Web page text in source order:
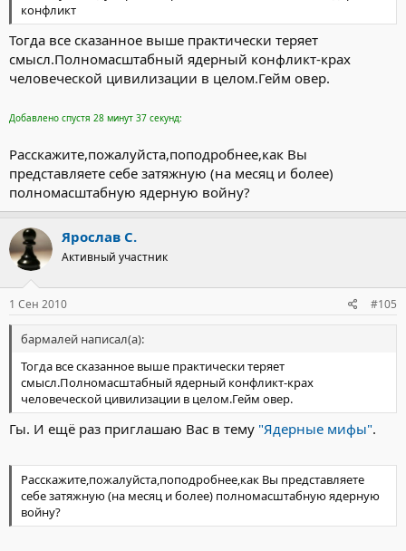
конфликт
Тогда все сказанное выше практически теряет
смысл.Полномасштабный ядерный конфликт-крах
человеческой цивилизации в целом.Гейм овер.
Добавлено спустя 28 минут 37 секунд:
Расскажите,пожалуйста,поподробнее,как Вы
представляете себе затяжную (на месяц и более)
полномасштабную ядерную войну?
Ярослав С.
Активный участник
1 Сен 2010 #105
бармалей написал(а):
Тогда все сказанное выше практически теряет
смысл.Полномасштабный ядерный конфликт-крах
человеческой цивилизации в целом.Гейм овер.
Гы. И ещё раз приглашаю Вас в тему "Ядерные мифы".
Расскажите,пожалуйста,поподробнее,как Вы представляете
себе затяжную (на месяц и более) полномасштабную ядерную
войну?